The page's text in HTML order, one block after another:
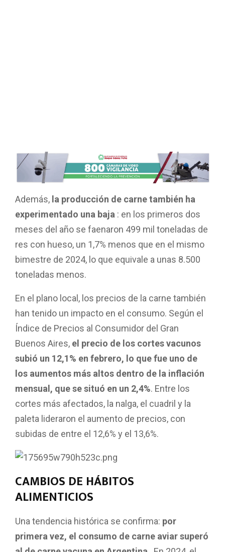
Además, la producción de carne también ha
experimentado una baja : en los primeros dos
meses del año se faenaron 499 mil toneladas de
res con hueso, un 1,7% menos que en el mismo
bimestre de 2024, lo que equivale a unas 8.500
toneladas menos.
En el plano local, los precios de la carne también
han tenido un impacto en el consumo. Según el
Índice de Precios al Consumidor del Gran
Buenos Aires, el precio de los cortes vacunos
subió un 12,1% en febrero, lo que fue uno de
los aumentos más altos dentro de la inflación
mensual, que se situó en un 2,4%. Entre los
cortes más afectados, la nalga, el cuadril y la
paleta lideraron el aumento de precios, con
subidas de entre el 12,6% y el 13,6%.
CAMBIOS DE HÁBITOS
ALIMENTICIOS
Una tendencia histórica se confirma: por
primera vez, el consumo de carne aviar superó